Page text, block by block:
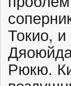
Токио,
Рюкю.